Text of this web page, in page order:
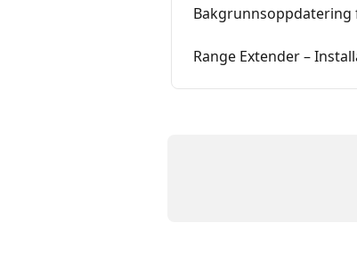
Bakgrunnsoppdatering
Range Extender –